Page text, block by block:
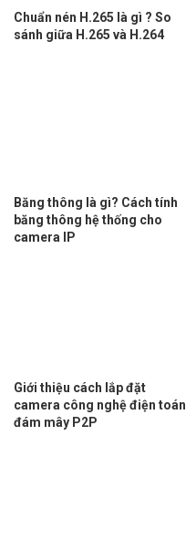
Chuẩn nén H.265 là gì ? So
sánh giữa H.265 và H.264
Băng thông là gì? Cách tính
băng thông hệ thống cho
camera IP
Giới thiệu cách lắp đặt
camera công nghệ điện toán
đám mây P2P